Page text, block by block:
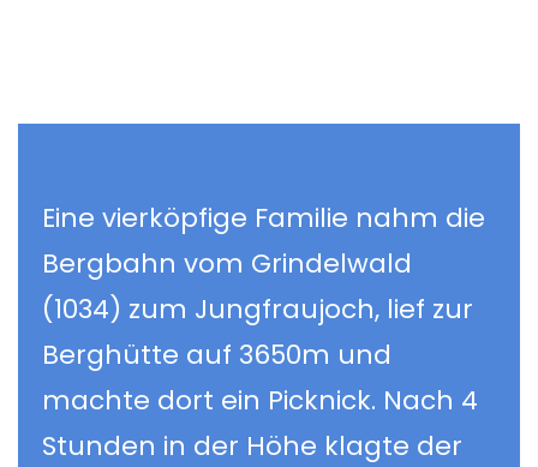
Eine vierköpfige Familie nahm die
Bergbahn vom Grindelwald
(1034) zum Jungfraujoch, lief zur
Berghütte auf 3650m und
machte dort ein Picknick. Nach 4
Stunden in der Höhe klagte der